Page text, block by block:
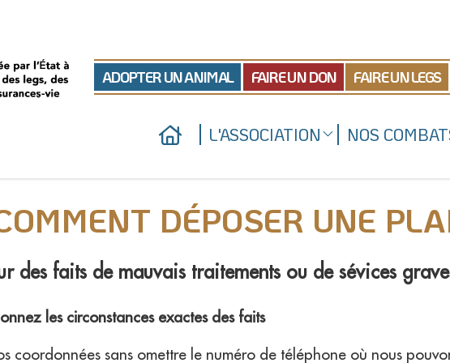
ADOPTER UN ANIMAL FAIRE UN DON FAIRE UN LEGS
L'ASSOCIATION
Nous soutenir
NOS
DÉPOSER UNE
des faits de mauvais traitements ou de sévices
les circonstances exactes des faits
coordonnées sans omettre le numéro de téléphone où nous